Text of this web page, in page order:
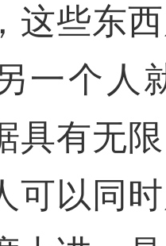
这些东
一个人
具有无
可以同